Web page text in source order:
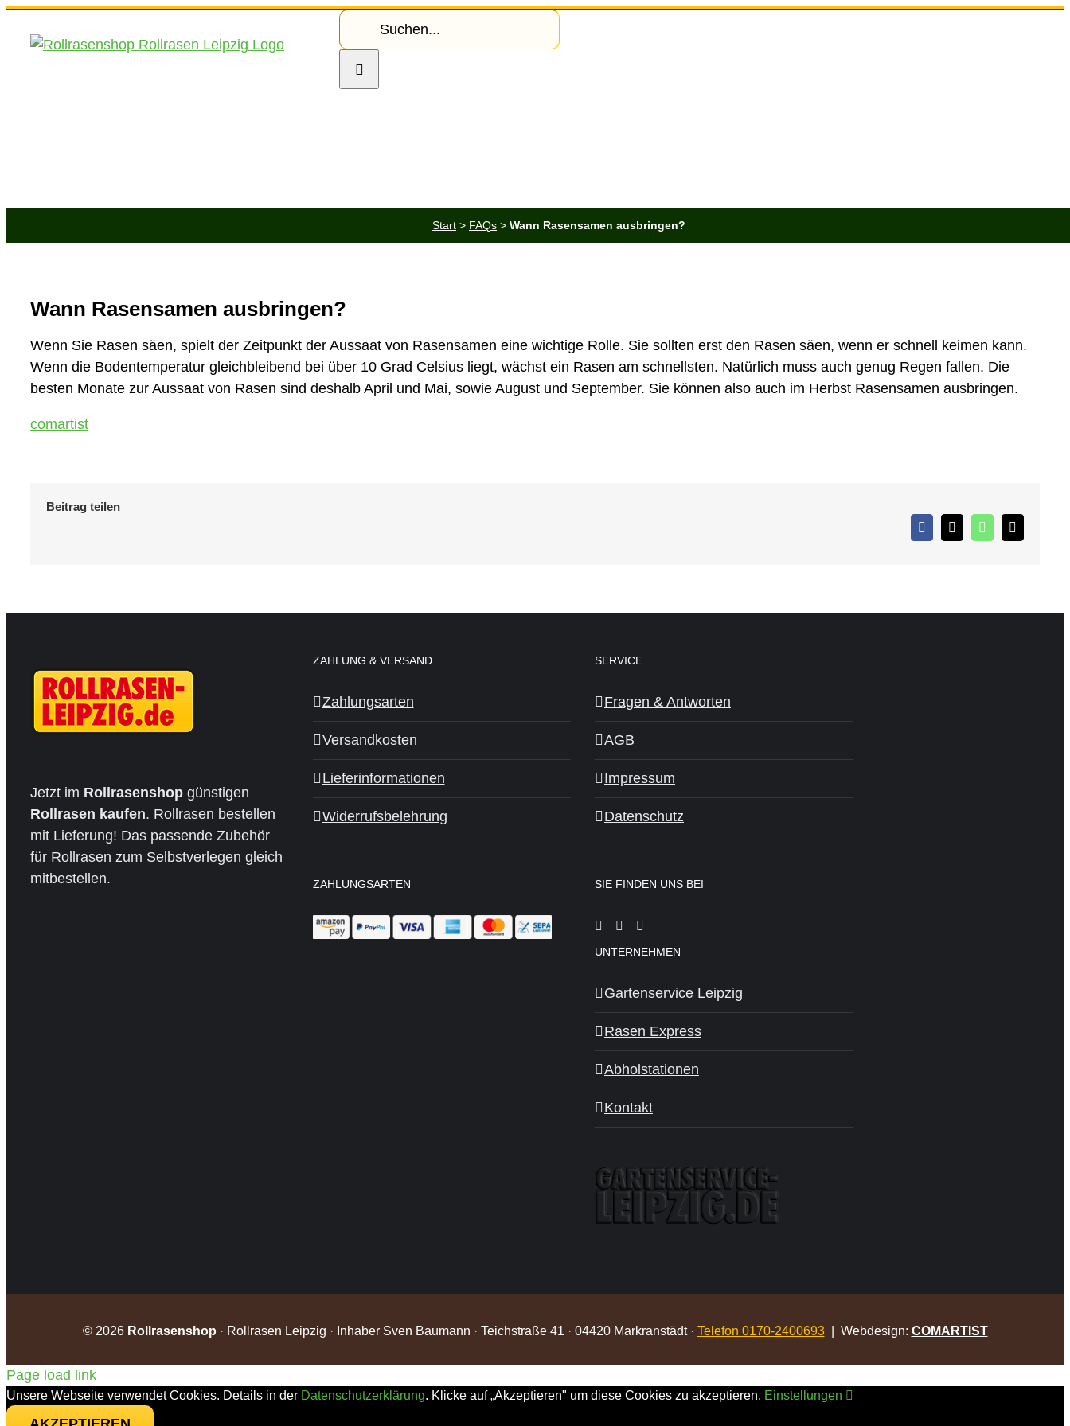
Inhalt
Suche
nach:
Start > FAQs > Wann Rasensamen ausbringen?
Wann Rasensamen ausbringen?
Wenn Sie Rasen säen, spielt der Zeitpunkt der Aussaat von Rasensamen eine wichtige Rolle. Sie sollten erst den Rasen säen, wenn er schnell keimen kann.
Wenn die Bodentemperatur gleichbleibend bei über 10 Grad Celsius liegt, wächst ein Rasen am schnellsten. Natürlich muss auch genug Regen fallen. Die
besten Monate zur Aussaat von Rasen sind deshalb April und Mai, sowie August und September. Sie können also auch im Herbst Rasensamen ausbringen.
comartist
Beitrag teilen
Facebook
X WhatsApp
E-
Mail
Jetzt im Rollrasenshop günstigen
Rollrasen kaufen. Rollrasen bestellen
mit Lieferung! Das passende Zubehör
für Rollrasen zum Selbstverlegen gleich
mitbestellen.
ZAHLUNG & VERSAND
Zahlungsarten
Versandkosten
Lieferinformationen
Widerrufsbelehrung
ZAHLUNGSARTEN
SERVICE
Fragen & Antworten
AGB
Impressum
Datenschutz
SIE FINDEN UNS BEI
UNTERNEHMEN
Gartenservice Leipzig
Rasen Express
Abholstationen
Kontakt
© 2026 Rollrasenshop · Rollrasen Leipzig · Inhaber Sven Baumann · Teichstraße 41 · 04420 Markranstädt · Telefon 0170-2400693| Webdesign: COMARTIST
Page load link
Unsere Webseite verwendet Cookies. Details in der Datenschutzerklärung. Klicke auf „Akzeptieren" um diese Cookies zu akzeptieren. Einstellungen